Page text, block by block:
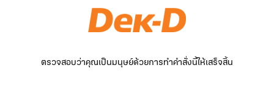
ตรวจสอบว่าคุณเป็นมนุษย์ด้วยการทำคำสั่งนี้ให้เสร็จสิ้น